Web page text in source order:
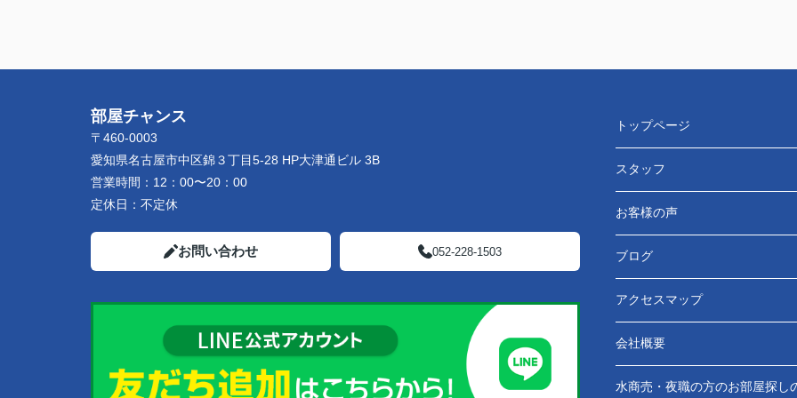
部屋チャンス
〒460-0003
愛知県名古屋市中区錦３丁目5-28 HP大津通ビル 3B
営業時間： 12：00〜20：00
定休日： 不定休
お問い合わせ 052-228-1503
トップページ
スタッフ
お客様の声
ブログ
アクセスマップ
会社概要
水商売・夜職の方のお部屋探し